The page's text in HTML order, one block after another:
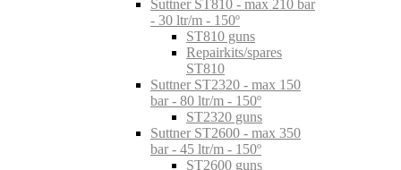
Suttner ST810 - max 210 bar
- 30 ltr/m - 150º
ST810 guns
Repairkits/spares
ST810
Suttner ST2320 - max 150
bar - 80 ltr/m - 150º
ST2320 guns
Suttner ST2600 - max 350
bar - 45 ltr/m - 150º
ST2600 guns